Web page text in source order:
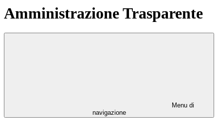
Amministrazione Trasparente
Menu di
navigazione